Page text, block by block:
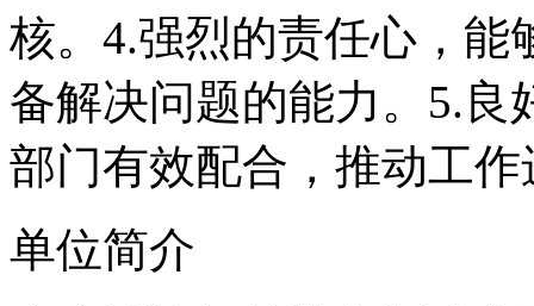
核。4.强烈的责任心，能
备解决问题的能力。5.
部门有效配合，推动工作
单位简介